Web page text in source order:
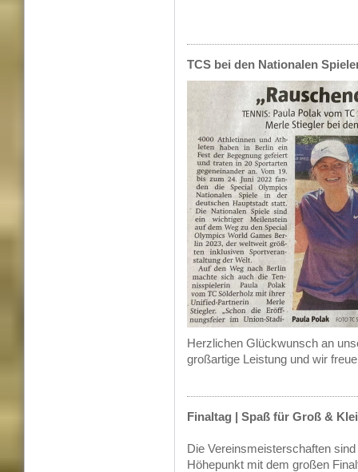
TCS bei den Nationalen
Herzlichen Glückwunsch an
großartige Leistung und wir
Finaltag | Spaß für Groß &
Die Vereinsmeisterschaften
Höhepunkt mit dem großen